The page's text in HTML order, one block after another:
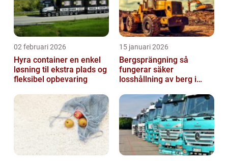
02 februari 2026
Hyra container en enkel
løsning til ekstra plads og
fleksibel opbevaring
15 januari 2026
Bergsprängning så
fungerar säker
losshållning av berg i